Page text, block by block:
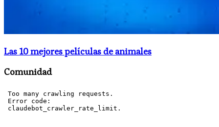
Las 10 mejores películas de animales
Comunidad